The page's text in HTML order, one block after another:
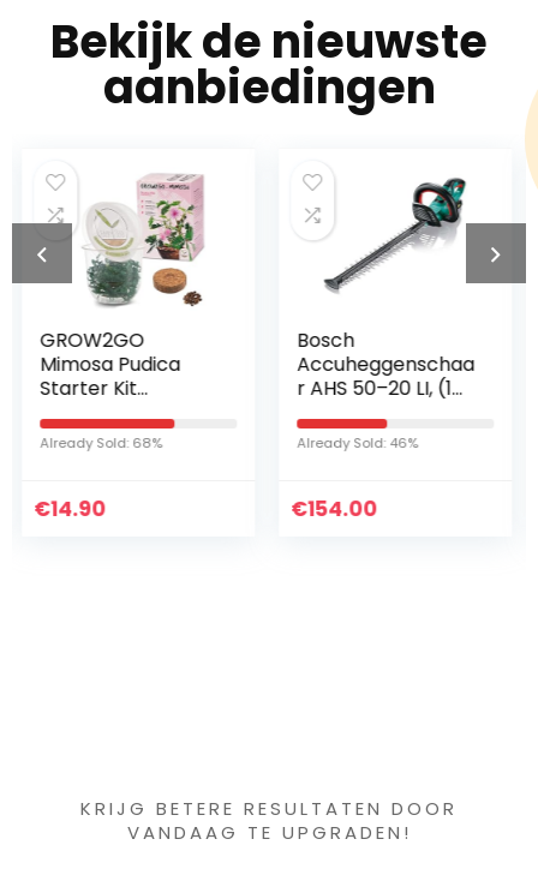
Bekijk de nieuwste
aanbiedingen
Bosch
Accuheggenschaa
r AHS 50–20 LI, (1
Accu, 18V,
Slaglengte: 20 mm,
in Doos)
Already Sold: 46%
€154.00
10 stuks Droge
Installaties
Pampagras
Natural
Phragmites
Communis
Bunch Color
Already Sold: 44%
€31.99
KRIJG BETERE RESULTATEN DOOR
VANDAAG TE UPGRADEN!